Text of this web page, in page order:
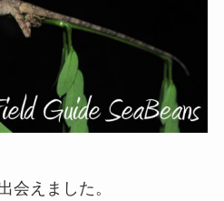
会えました。